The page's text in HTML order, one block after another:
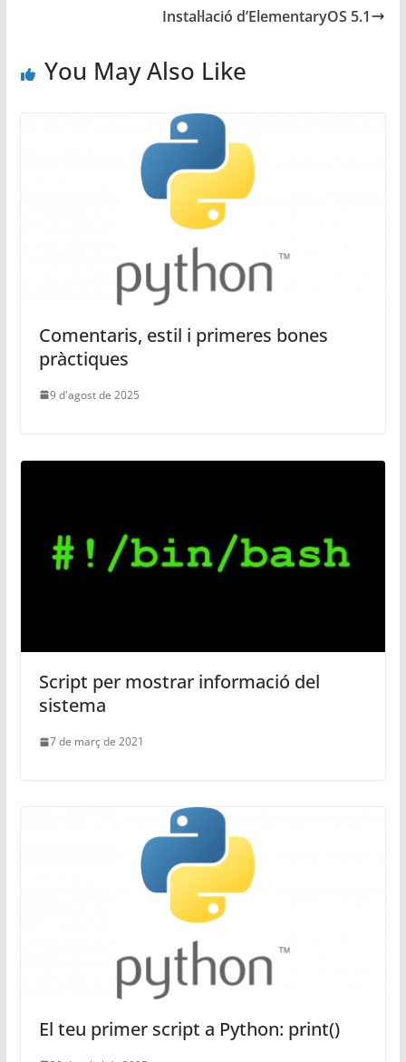
Instal·lació d’ElementaryOS 5.1
You May Also Like
Comentaris, estil i primeres bones
pràctiques
9 d'agost de 2025
Script per mostrar informació del
sistema
7 de març de 2021
El teu primer script a Python: print()